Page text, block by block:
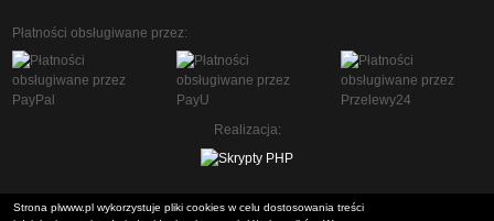
Płatności obsługiwane przez:
Realizacja:
Strona plwww.pl wykorzystuje pliki cookies w celu dostosowania treści